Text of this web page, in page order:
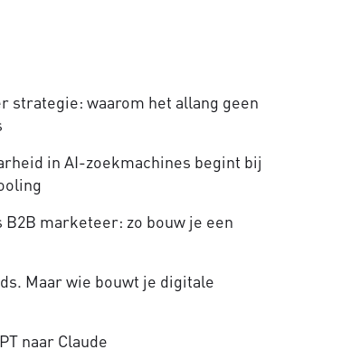
strategie: waarom het allang geen
in AI-zoekmachines begint bij
marketeer: zo bouw je een
Maar wie bouwt je digitale
naar Claude